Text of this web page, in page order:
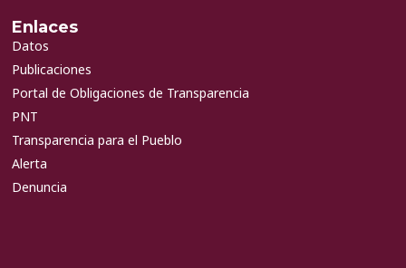
Enlaces
Datos
Publicaciones
Portal de Obligaciones de Transparencia
PNT
Transparencia para el Pueblo
Alerta
Denuncia